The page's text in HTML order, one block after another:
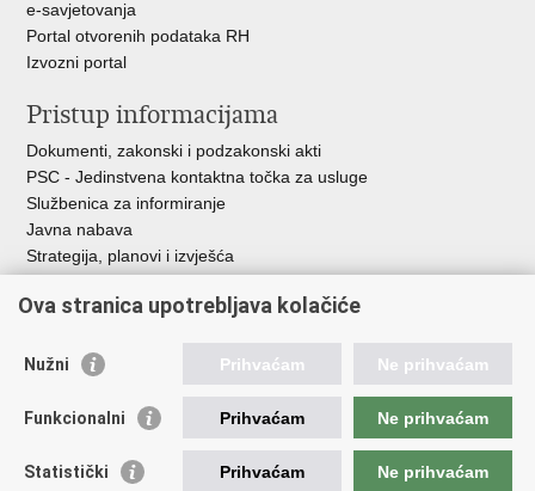
e-savjetovanja
Portal otvorenih podataka RH
Izvozni portal
Pristup informacijama
Dokumenti, zakonski i podzakonski akti
PSC - Jedinstvena kontaktna točka za usluge
Službenica za informiranje
Javna nabava
Strategija, planovi i izvješća
Korisne poveznice
Vlada RH
ASOO
Ova stranica upotrebljava kolačiće
Nužni Prihvaćam Ne prihvaćam
Funkcionalni Prihvaćam Ne prihvaćam
Statistički Prihvaćam Ne prihvaćam